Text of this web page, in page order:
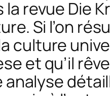
la revue Die
Si l’on
culture
et qu’il
analyse